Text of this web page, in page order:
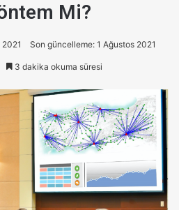
Mi?
2021 Son güncelleme: 1 Ağustos 2021
3 dakika okuma süresi